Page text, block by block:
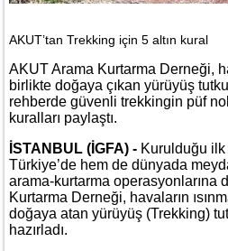
AKUT’tan Trekking için 5 altın kural
AKUT Arama Kurtarma Derneği,
birlikte doğaya çıkan yürüyüş
rehberde güvenli trekkingin püf
kuralları paylaştı.
İSTANBUL (İGFA) - Kurulduğu
Türkiye’de hem de dünyada
arama-kurtarma operasyonlarına
Kurtarma Derneği, havaların
doğaya atan yürüyüş (Trekking)
hazırladı.